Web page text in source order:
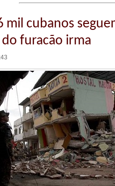
mil cubanos
do furacão irma